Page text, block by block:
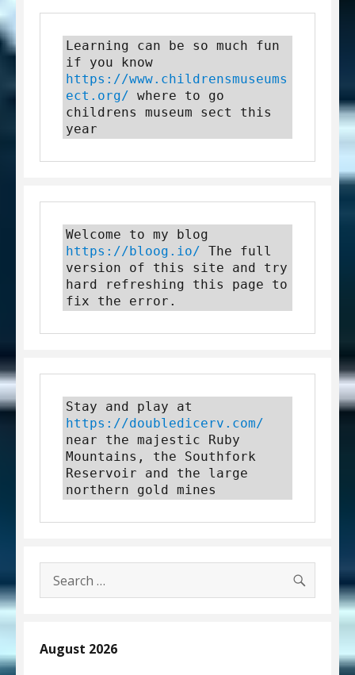
Learning can be so much fun
https://www.childrensmuseums
ect.org/ where to go
childrens museum sect this
year
https://bloog.io/ The full
version of this site and try
hard refreshing this page to
fix the error.
https://doubledicerv.com/
near the majestic Ruby
Mountains, the Southfork
Reservoir and the large
northern gold mines
Search
for:
August 2026